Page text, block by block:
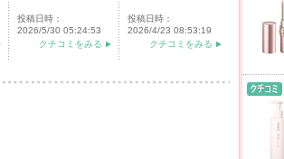
投稿日時：
2026/5/30 05:24:53
クチコミをみる
投稿日時：
2026/4/23 08:53:19
クチコミをみる